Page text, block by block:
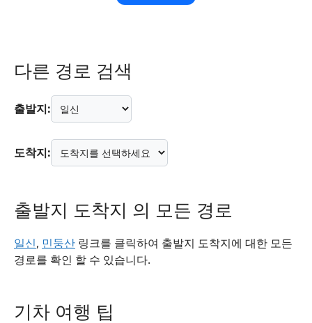
다른 경로 검색
출발지:
도착지:
출발지 도착지 의 모든 경로
일신, 민둥산 링크를 클릭하여 출발지 도착지에 대한 모든
경로를 확인 할 수 있습니다.
기차 여행 팁